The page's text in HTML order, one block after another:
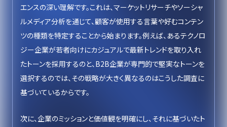
エンスの深い理解です。これは、マーケットリサーチやソーシャ
ルメディア分析を通じて、顧客が使用する言葉や好むコンテン
ツの種類を特定することから始まります。例えば、あるテクノロ
ジー企業が若者向けにカジュアルで最新トレンドを取り入れ
たトーンを採用するのと、B2B企業が専門的で堅実なトーンを
選択するのでは、その戦略が大きく異なるのはこうした調査に
基づいているからです。
次に、企業のミッションと価値観を明確にし、それに基づいたト